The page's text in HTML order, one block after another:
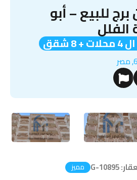
للبيع – أبو
G-10895 مميز